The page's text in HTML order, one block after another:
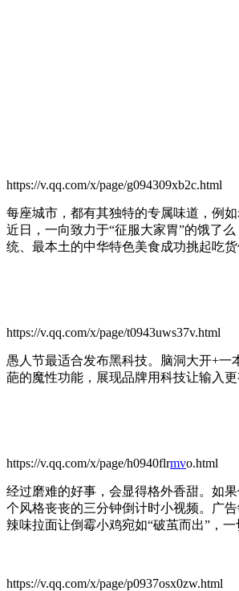
https://v.qq.com/x/page/g094309xb2c.html
每座城市，都有其独特的专属味道，例
近日，一向致力于“征服大家胃”的饿了
统、最本土的中华特色美食成功挑起吃货
https://v.qq.com/x/page/t0943uws37v.html
愚人节最适合发布黑科技。脑洞大开+
葩的魔性功能，展现品牌用科技让输入
https://v.qq.com/x/page/h0940flrmvo.html
经过磨难的好事，会显得格外香甜。如
个风格丧丧的三分钟倒计时小视频。广
辣味拉面让倒霉小鸡宛如“破茧而出”，
https://v.qq.com/x/page/p0937osx0zw.html